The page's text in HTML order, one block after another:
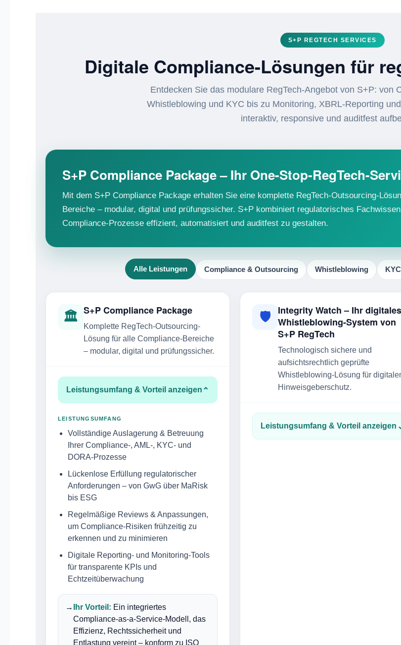
S+P REGTECH SERVICES
Digitale Compliance-Lösungen für
Entdecken Sie das modulare RegTech-Angebot von S+P: von
Whistleblowing und KYC bis zu Monitoring, XBRL-Reporting
interaktiv, responsive und auditfest
S+P Compliance Package – Ihr One-Stop-RegTech-
Mit dem S+P Compliance Package erhalten Sie eine komplette RegTech-Outsourcing-
Bereiche – modular, digital und prüfungssicher. S+P kombiniert regulatorisches
Compliance-Prozesse effizient, automatisiert und auditfest zu gestalten.
Alle Leistungen Compliance & Outsourcing Whistleblowing
🏛 S+P Compliance Package
Komplette RegTech-Outsourcing-
Lösung für alle Compliance-Bereiche
– modular, digital und prüfungssicher.
Leistungsumfang & Vorteil anzeigen ⌄
LEISTUNGSUMFANG
Vollständige Auslagerung & Betreuung
Ihrer Compliance-, AML-, KYC- und
DORA-Prozesse
Lückenlose Erfüllung regulatorischer
Anforderungen – von GwG über MaRisk
bis ESG
Regelmäßige Reviews & Anpassungen,
um Compliance-Risiken frühzeitig zu
erkennen und zu minimieren
Digitale Reporting- und Monitoring-Tools
für transparente KPIs und
Echtzeitüberwachung
→ Ihr Vorteil: Ein integriertes
Compliance-as-a-Service-Modell, das
Effizienz, Rechtssicherheit und
Entlastung vereint – konform zu ISO
🛡
Integrity Watch – Ihr digitales
Whistleblowing-System von
S+P RegTech
Technologisch sichere und
aufsichtsrechtlich geprüfte
Whistleblowing-Lösung für
Hinweisgeberschutz.
Leistungsumfang & Vorteil anzeigen